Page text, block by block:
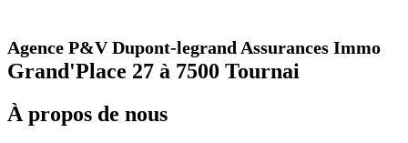
Agence P&V Dupont-legrand Assurances Immo
Grand'Place 27 à 7500 Tournai
À propos de nous